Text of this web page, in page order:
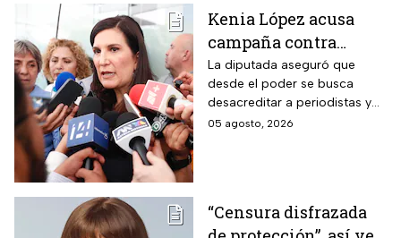
Kenia López acusa
campaña contra
periodistas y lanza
advertencia por la
libertad de expresión
La diputada aseguró que
desde el poder se busca
desacreditar a periodistas y
medios de comunicación.
05 agosto, 2026
“Censura disfrazada